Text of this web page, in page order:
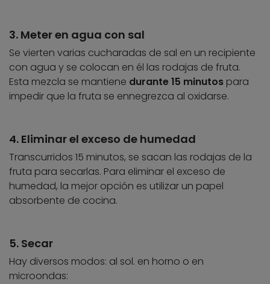
3. Meter en agua con sal
Se vierten varias cucharadas de sal en un recipiente
con agua y se colocan en él las rodajas de fruta.
Esta mezcla se mantiene durante 15 minutos para
impedir que la fruta se ennegrezca al oxidarse.
4. Eliminar el exceso de humedad
Transcurridos 15 minutos, se sacan las rodajas de la
fruta para secarlas. Para eliminar el exceso de
humedad, la mejor opción es utilizar un papel
absorbente de cocina.
5. Secar
Hay diversos modos: al sol. en horno o en
microondas: